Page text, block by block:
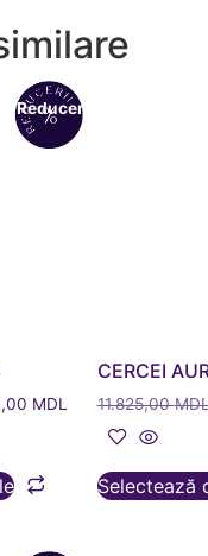
Reduceri!
MDL
CERCEI
11.825,00
Selectează